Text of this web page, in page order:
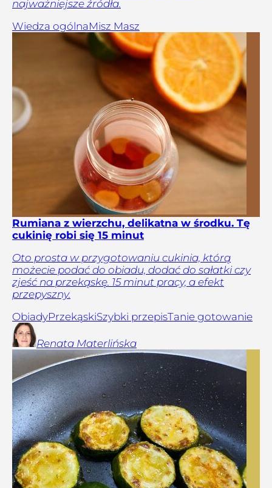
najważniejsze źródła.
Wiedza ogólnaMisz Masz
Rumiana z wierzchu, delikatna w środku. Tę
cukinię robi się 15 minut
Oto prosta w przygotowaniu cukinia, którą
możecie podać do obiadu, dodać do sałatki czy
zjeść na przekąskę. 15 minut pracy, a efekt
przepyszny.
ObiadyPrzekąskiSzybki przepisTanie gotowanie
Renata Materlińska